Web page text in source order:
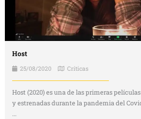
Host
25/08/2020 Críticas
Host (2020) es una de las primeras
y estrenadas durante la pandemia del
...